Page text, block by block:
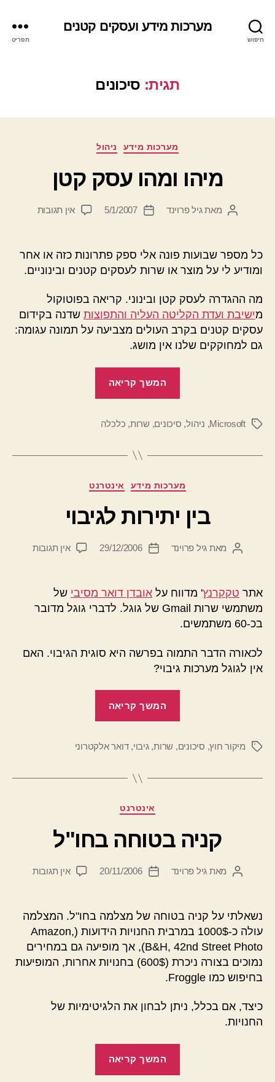
חיפוש
מערכות מידע ועסקים קטנים
תפריט
תגית: סיכונים
קטגוריותמערכות מידע ניהול
מיהו ומהו עסק קטן
המחבר
מאתגיל פרוינד
תאריך5/1/2007 אין תגובותעל
עסק
כל מספר שבועות פונה אלי ספק פתרונות כזה או אחר
ומודיע לי על מוצר או שרות לעסקים קטנים ובינוניים.
מה ההגדרה לעסק קטן ובינוני. קריאה בפוטוקול
מישיבת ועדת הקליטה העליה והתפוצות שדנה בקידום
עסקים קטנים בקרב העולים מצביעה על תמונה עגומה:
גם למחוקקים שלנו אין מושג.
המשך קריאה
תגיותMicrosoft
, ניהול, סיכונים,שרות, כלכלה
קטגוריותמערכות מידע אינטרנט
בין יתירות לגיבוי
המחבר
מאת גיל פרוינד
תאריך29/12/2006 אין תגובותעל
אתר טקקרנץ' מדווח על אובדן דואר מסיבי של
משתמשי שרות Gmail של גוגל. לדברי גוגל מדובר
בכ-60 משתמשים.
לכאורה הדבר התמוה בפרשה היא סוגית הגיבוי. האם
אין לגוגל מערכות גיבוי?
המשך קריאה
תגיותמיקור חוץ, סיכונים, שרות,גיבוי,דואר אלקטרוני
קטגוריותאינטרנט
קניה בטוחה בחו"ל
המחבר
מאת גיל פרוינד
תאריך20/11/2006 אין תגובותעל
בחו"ל
נשאלתי על קניה בטוחה של מצלמה בחו"ל. המצלמה
עולה כ-1000$ במרבית החנויות הידועות (Amazon,
B&H, 42nd Street Photo), אך מופיעה גם במחירים
נמוכים בצורה ניכרת (600$) בחנויות אחרות, המופיעות
בחיפוש כמו Froggle.
כיצד, אם בכלל, ניתן לבחון את הלגיטימיות של
החנויות.
המשך קריאה